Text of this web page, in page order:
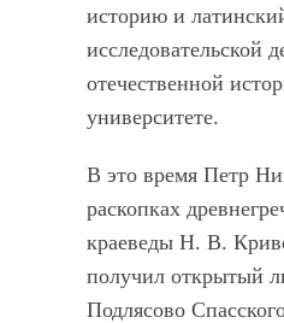
историю и
исследовательской
отечественной
университете.
В это время Петр
раскопках
краеведы Н. В.
получил открытый
Подлясово